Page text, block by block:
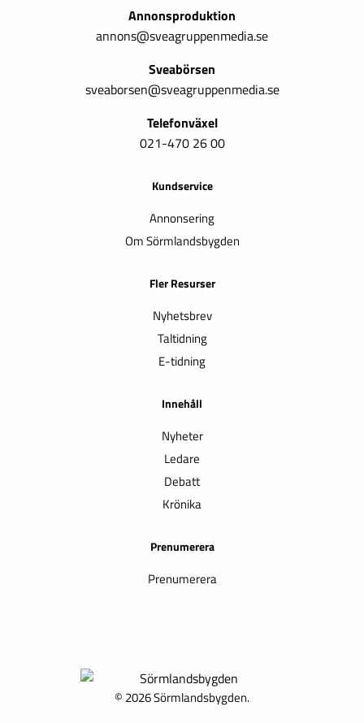
Annonsproduktion
annons@sveagruppenmedia.se
Sveabörsen
sveaborsen@sveagruppenmedia.se
Telefonväxel
021-470 26 00
Kundservice
Annonsering
Om Sörmlandsbygden
Fler Resurser
Nyhetsbrev
Taltidning
E-tidning
Innehåll
Nyheter
Ledare
Debatt
Krönika
Prenumerera
Prenumerera
© 2026 Sörmlandsbygden.